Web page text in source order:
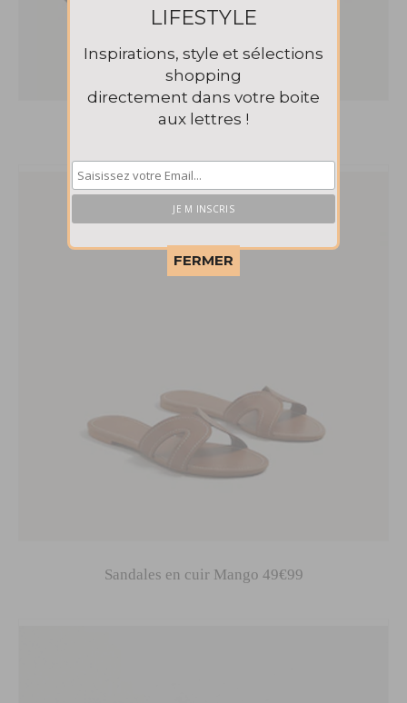
Sandales en cuir Mango 49€99
This popup will close in:
LIFESTYLE
Inspirations, style et sélections
shopping
directement dans votre boite
aux lettres !
FERMER